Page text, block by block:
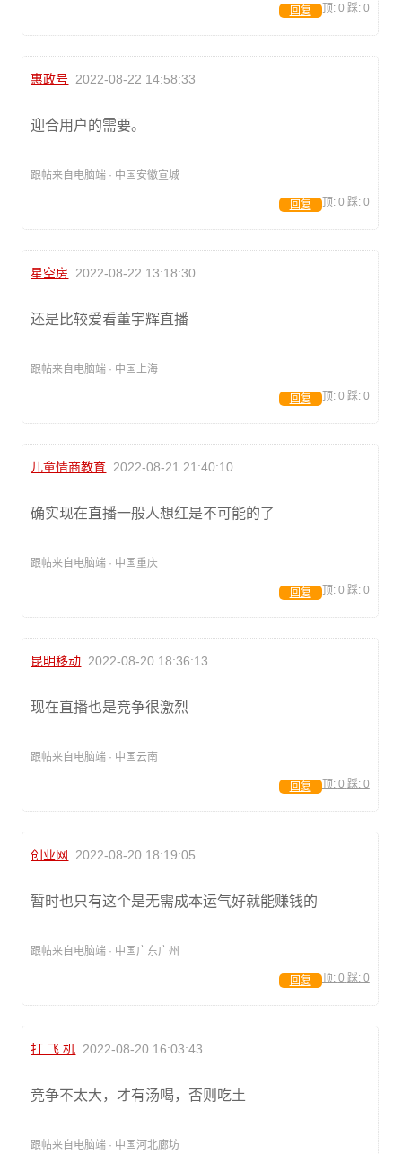
顶: 0 踩: 0
回复
惠政号 2022-08-22 14:58:33
迎合用户的需要。
跟帖来自电脑端 · 中国安徽宣城
顶: 0 踩: 0
回复
星空房 2022-08-22 13:18:30
还是比较爱看董宇辉直播
跟帖来自电脑端 · 中国上海
顶: 0 踩: 0
回复
儿童情商教育 2022-08-21 21:40:10
确实现在直播一般人想红是不可能的了
跟帖来自电脑端 · 中国重庆
顶: 0 踩: 0
回复
昆明移动 2022-08-20 18:36:13
现在直播也是竞争很激烈
跟帖来自电脑端 · 中国云南
顶: 0 踩: 0
回复
创业网 2022-08-20 18:19:05
暂时也只有这个是无需成本运气好就能赚钱的
跟帖来自电脑端 · 中国广东广州
顶: 0 踩: 0
回复
打.飞.机 2022-08-20 16:03:43
竞争不太大，才有汤喝，否则吃土
跟帖来自电脑端 · 中国河北廊坊